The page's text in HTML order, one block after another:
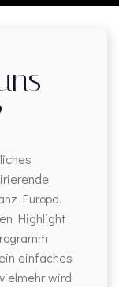
Europa.
Highlight
einfaches
wird